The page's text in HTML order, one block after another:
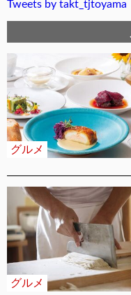
Tweets by takt_tjtoyama
グルメ
グルメ